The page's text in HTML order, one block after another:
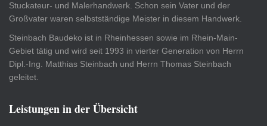
Stuckateur- und Malerhandwerk. Schon sein Vater und der
Großvater waren selbstständige Meister in diesem Handwerk.
Steinbach Baudeko ist in Rheinhessen sowie im Rhein-Main-
Gebiet tätig und wird seit 1993 in vierter Generation von Herrn
Dipl.-Ing. Matthias Steinbach und Herrn Thomas Steinbach
geleitet.
Leistungen in der Übersicht